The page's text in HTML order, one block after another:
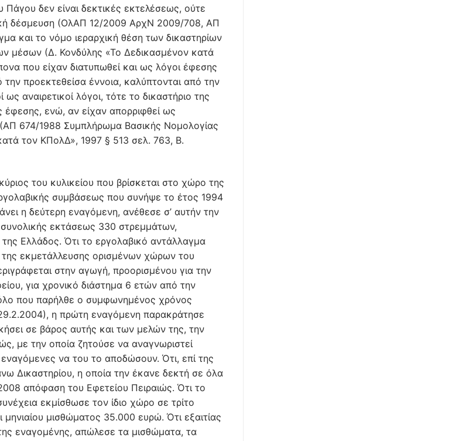
δεν είναι δεκτικές εκτελέσεως, ούτε
δέσμευση (ΟλΑΠ 12/2009 ΑρχΝ 2009/708, ΑΠ
και το νόμο ιεραρχική θέση των δικαστηρίων
μέσων (Δ. Κονδύλης «Το Δεδικασμένον κατά
που είχαν διατυπωθεί και ως λόγοι έφεσης
προεκτεθείσα έννοια, καλύπτονται από την
αναιρετικοί λόγοι, τότε το δικαστήριο της
έφεσης, ενώ, αν είχαν απορριφθεί ως
(ΑΠ 674/1988 Συμπλήρωμα Βασικής Νομολογίας
τον ΚΠολΔ», 1997 § 513 σελ. 763, Β.
του κυλικείου που βρίσκεται στο χώρο της
συμβάσεως που συνήψε το έτος 1994
η δεύτερη εναγόμενη, ανέθεσε σ’ αυτήν την
εκτάσεως 330 στρεμμάτων,
Ελλάδος. Ότι το εργολαβικό αντάλλαγμα
εκμετάλλευσης ορισμένων χώρων του
στην αγωγή, προορισμένου για την
για χρονικό διάστημα 6 ετών από την
που παρήλθε ο συμφωνημένος χρόνος
η πρώτη εναγόμενη παρακράτησε
σε βάρος αυτής και των μελών της, την
με την οποία ζητούσε να αναγνωριστεί
να του το αποδώσουν. Ότι, επί της
Δικαστηρίου, η οποία την έκανε δεκτή σε όλα
απόφαση του Εφετείου Πειραιώς. Ότι το
εκμίσθωσε τον ίδιο χώρο σε τρίτο
μισθώματος 35.000 ευρώ. Ότι εξαιτίας
εναγομένης, απώλεσε τα μισθώματα, τα